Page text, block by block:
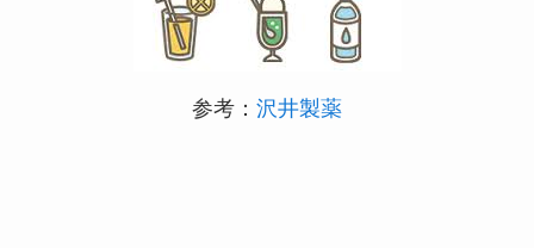
参考： 沢井製薬